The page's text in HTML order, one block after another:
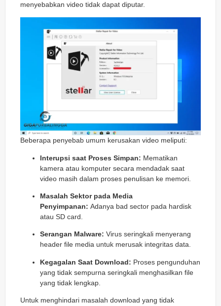
menyebabkan video tidak dapat diputar.
Beberapa penyebab umum kerusakan video meliputi:
Interupsi saat Proses Simpan: Mematikan
kamera atau komputer secara mendadak saat
video masih dalam proses penulisan ke memori.
Masalah Sektor pada Media
Penyimpanan: Adanya bad sector pada hardisk
atau SD card.
Serangan Malware: Virus seringkali menyerang
header file media untuk merusak integritas data.
Kegagalan Saat Download: Proses pengunduhan
yang tidak sempurna seringkali menghasilkan file
yang tidak lengkap.
Untuk menghindari masalah download yang tidak